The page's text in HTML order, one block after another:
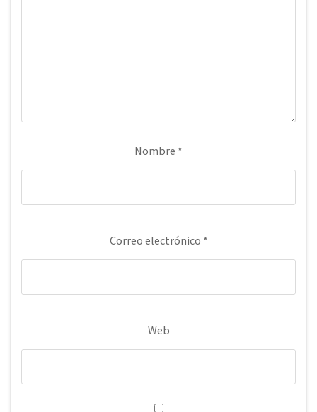
Nombre *
Correo electrónico *
Web